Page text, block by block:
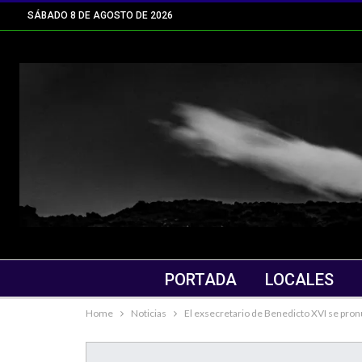
SÁBADO 8 DE AGOSTO DE 2026
PORTADA LOCALES
Home Noticias El exsecretario de Benedicto XVI se